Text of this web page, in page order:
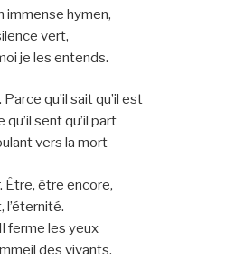
immense hymen,
vert,
je les entends.
qu’il sait qu’il est
sent qu’il part
vers la mort
Être, être encore,
l’éternité.
ferme les yeux
des vivants.